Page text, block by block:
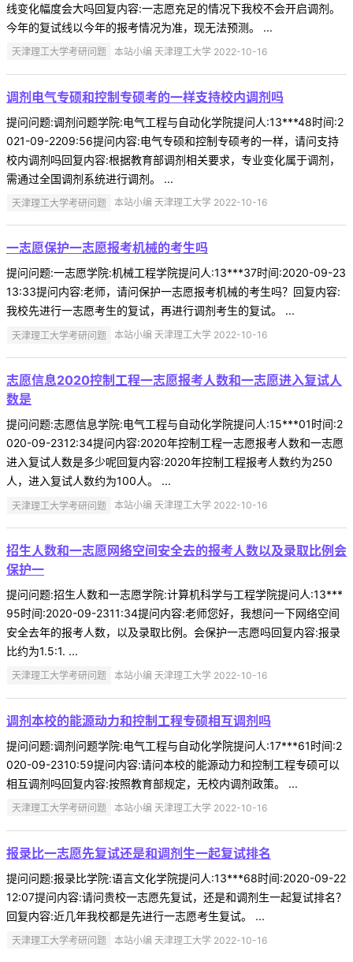
线变化幅度会大吗回复内容:一志愿充足的情况下我校不会开启调剂。
今年的复试线以今年的报考情况为准，现无法预测。 ...
天津理工大学考研问题 本站小编 天津理工大学 2022-10-16
调剂电气专硕和控制专硕考的一样支持校内调剂吗
提问问题:调剂问题学院:电气工程与自动化学院提问人:13***48时间:2
021-09-2209:56提问内容:电气专硕和控制专硕考的一样，请问支持
校内调剂吗回复内容:根据教育部调剂相关要求，专业变化属于调剂，
需通过全国调剂系统进行调剂。 ...
天津理工大学考研问题 本站小编 天津理工大学 2022-10-16
一志愿保护一志愿报考机械的考生吗
提问问题:一志愿学院:机械工程学院提问人:13***37时间:2020-09-23
13:33提问内容:老师，请问保护一志愿报考机械的考生吗？回复内容:
我校先进行一志愿考生的复试，再进行调剂考生的复试。 ...
天津理工大学考研问题 本站小编 天津理工大学 2022-10-16
志愿信息2020控制工程一志愿报考人数和一志愿进入复试人
数是
提问问题:志愿信息学院:电气工程与自动化学院提问人:15***01时间:2
020-09-2312:34提问内容:2020年控制工程一志愿报考人数和一志愿
进入复试人数是多少呢回复内容:2020年控制工程报考人数约为250
人，进入复试人数约为100人。 ...
天津理工大学考研问题 本站小编 天津理工大学 2022-10-16
招生人数和一志愿网络空间安全去的报考人数以及录取比例会
保护一
提问问题:招生人数和一志愿学院:计算机科学与工程学院提问人:13***
95时间:2020-09-2311:34提问内容:老师您好，我想问一下网络空间
安全去年的报考人数，以及录取比例。会保护一志愿吗回复内容:报录
比约为1.5:1. ...
天津理工大学考研问题 本站小编 天津理工大学 2022-10-16
调剂本校的能源动力和控制工程专硕相互调剂吗
提问问题:调剂问题学院:电气工程与自动化学院提问人:17***61时间:2
020-09-2310:59提问内容:请问本校的能源动力和控制工程专硕可以
相互调剂吗回复内容:按照教育部规定，无校内调剂政策。 ...
天津理工大学考研问题 本站小编 天津理工大学 2022-10-16
报录比一志愿先复试还是和调剂生一起复试排名
提问问题:报录比学院:语言文化学院提问人:13***68时间:2020-09-22
12:07提问内容:请问贵校一志愿先复试，还是和调剂生一起复试排名？
回复内容:近几年我校都是先进行一志愿考生复试。 ...
天津理工大学考研问题 本站小编 天津理工大学 2022-10-16